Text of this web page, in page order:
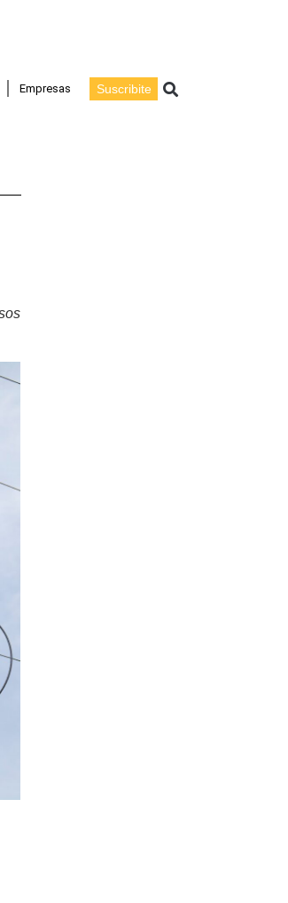
Empresas Suscribite Buscar